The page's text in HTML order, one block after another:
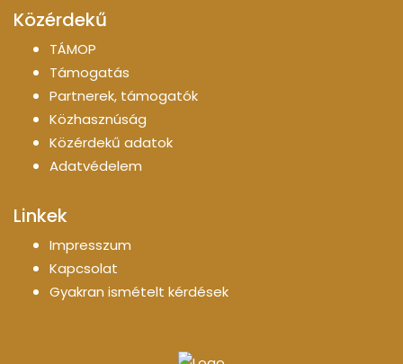
Közérdekű
TÁMOP
Támogatás
Partnerek, támogatók
Közhasznúság
Közérdekű adatok
Adatvédelem
Linkek
Impresszum
Kapcsolat
Gyakran ismételt kérdések